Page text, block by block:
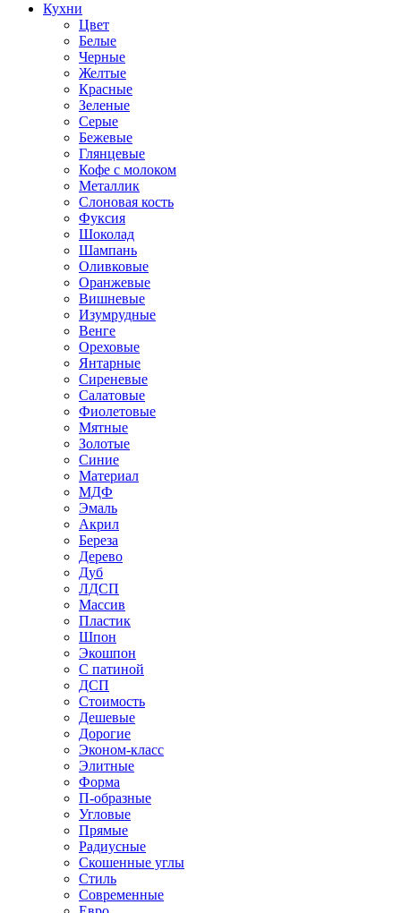
Кухни
Цвет
Белые
Черные
Желтые
Красные
Зеленые
Серые
Бежевые
Глянцевые
Кофе с молоком
Металлик
Слоновая кость
Фуксия
Шоколад
Шампань
Оливковые
Оранжевые
Вишневые
Изумрудные
Венге
Ореховые
Янтарные
Сиреневые
Салатовые
Фиолетовые
Мятные
Золотые
Синие
Материал
МДФ
Эмаль
Акрил
Береза
Дерево
Дуб
ЛДСП
Массив
Пластик
Шпон
Экошпон
С патиной
ДСП
Стоимость
Дешевые
Дорогие
Эконом-класс
Элитные
Форма
П-образные
Угловые
Прямые
Радиусные
Скошенные углы
Стиль
Современные